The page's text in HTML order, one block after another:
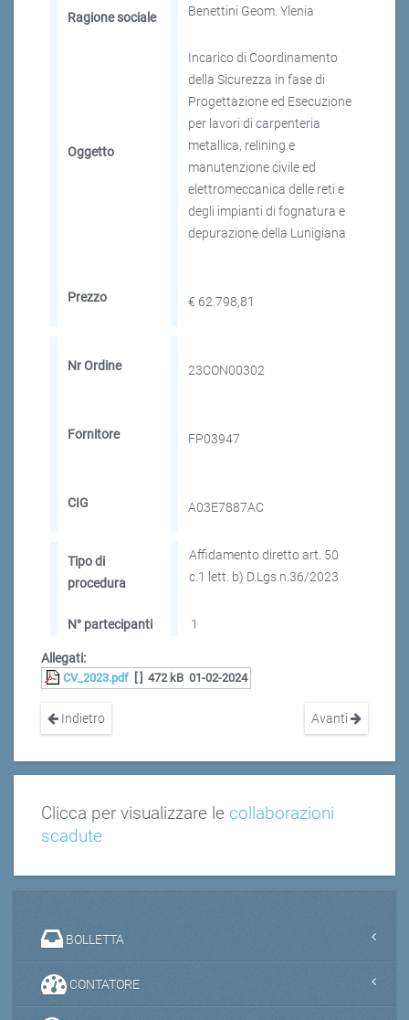
Ragione sociale Benettini Geom. Ylenia
Oggetto
Incarico di Coordinamento
della Sicurezza in fase di
Progettazione ed Esecuzione
per lavori di carpenteria
metallica, relining e
manutenzione civile ed
elettromeccanica delle reti e
degli impianti di fognatura e
depurazione della Lunigiana
Prezzo € 62.798,81
Nr Ordine 23CON00302
Fornitore FP03947
CIG A03E7887AC
Tipo di
procedura
Affidamento diretto art. 50
c.1 lett. b) D.Lgs n.36/2023
N° partecipanti 1
Allegati:
CV_2023.pdf 472 kB 01-02-2024
Indietro Avanti
Clicca per visualizzare le collaborazioni
scadute
BOLLETTA
CONTATORE